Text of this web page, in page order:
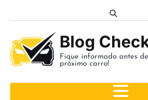
Blog
Fique informado antes
próximo carro!